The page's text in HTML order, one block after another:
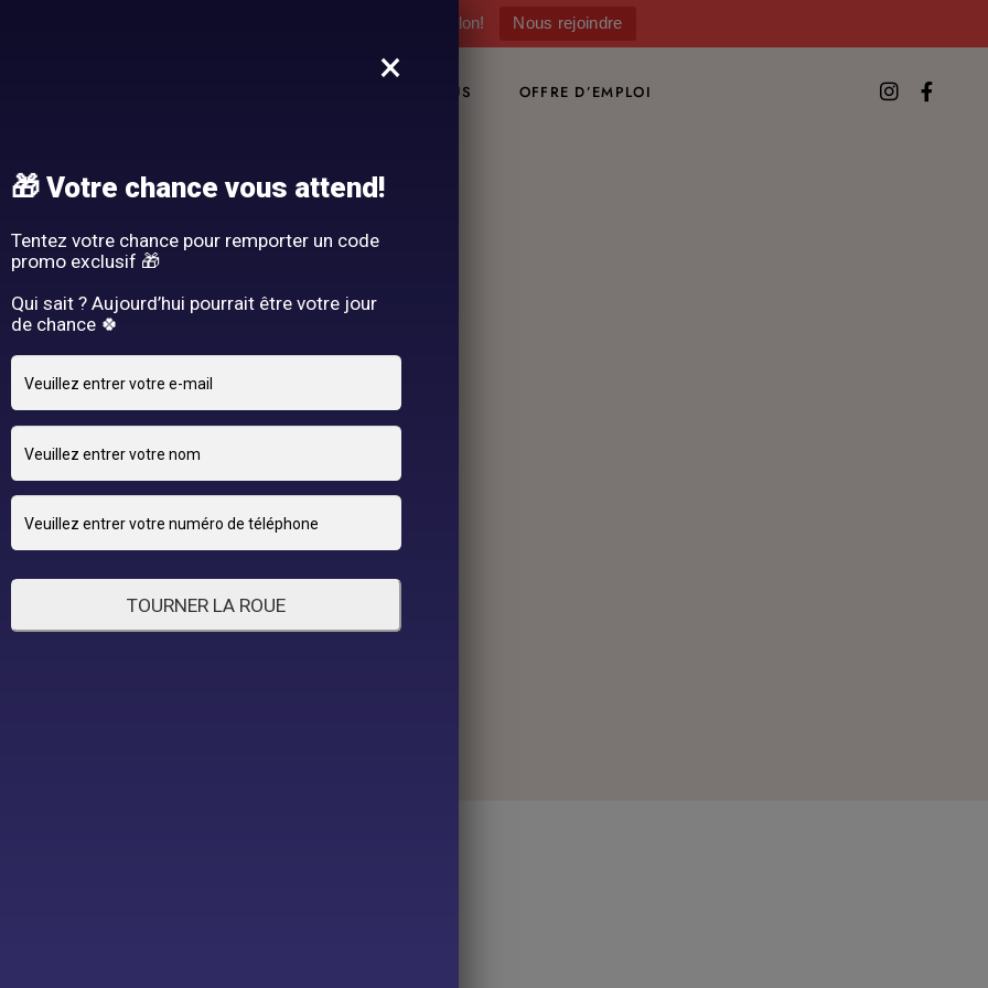
Hair By R! Nos cartes cadeau vous attendent au salon! Nous rejoindre
DEMANDE DE RENDEZ-VOUS OFFRE D’EMPLOI
1 JANVIER 2025
adriano
×
🎁 Votre chance vous attend!
Tentez votre chance pour remporter un code
promo exclusif 🎁
Qui sait ? Aujourd’hui pourrait être votre jour
de chance 🍀
TOURNER LA ROUE